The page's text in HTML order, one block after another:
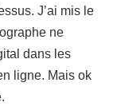
J’ai mis le
ne
dans les
ligne. Mais ok